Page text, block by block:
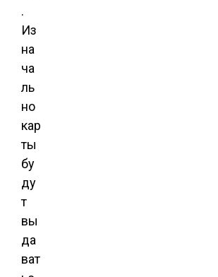
.
Из
на
ча
ль
но
кар
ты
бу
ду
т
вы
да
ват